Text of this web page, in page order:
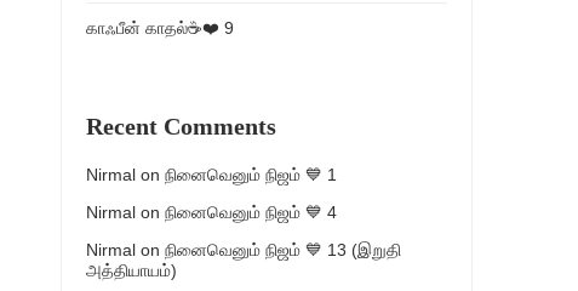
காஃபீன் காதல்☕❤️ 9
Recent Comments
Nirmal on நினைவெனும் நிஜம் 💙 1
Nirmal on நினைவெனும் நிஜம் 💙 4
Nirmal on நினைவெனும் நிஜம் 💙 13 (இறுதி
அத்தியாயம்)